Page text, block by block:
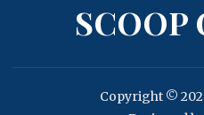
SCOOP
Copyright ©